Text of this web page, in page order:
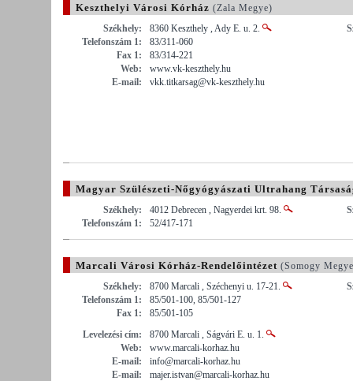
Keszthelyi Városi Kórház (Zala Megye)
Székhely:
8360 Keszthely , Ady E. u. 2.
Telefonszám 1:
83/311-060
Fax 1:
83/314-221
Web:
www.vk-keszthely.hu
E-mail:
vkk.titkarsag@vk-keszthely.hu
Magyar Szülészeti-Nőgyógyászati Ultrahang
Székhely:
4012 Debrecen , Nagyerdei krt. 98.
Telefonszám 1:
52/417-171
Marcali Városi Kórház-Rendelőintézet (Somogy
Székhely:
8700 Marcali , Széchenyi u. 17-21.
Telefonszám 1:
85/501-100, 85/501-127
Fax 1:
85/501-105
Levelezési cím:
8700 Marcali , Ságvári E. u. 1.
Web:
www.marcali-korhaz.hu
E-mail:
info@marcali-korhaz.hu
E-mail:
majer.istvan@marcali-korhaz.hu